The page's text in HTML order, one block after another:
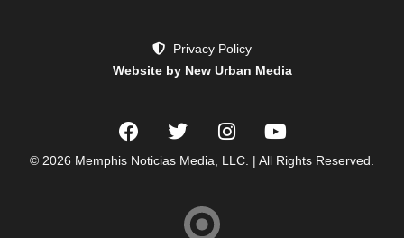
Privacy Policy
Website by New Urban Media
© 2026 Memphis Noticias Media, LLC. | All Rights Reserved.